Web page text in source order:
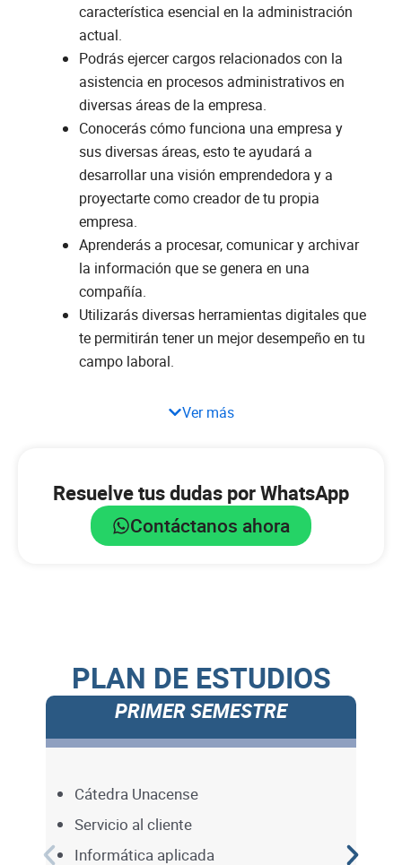
característica esencial en la administración
actual.
Podrás ejercer cargos relacionados con la
asistencia en procesos administrativos en
diversas áreas de la empresa.
Conocerás cómo funciona una empresa y
sus diversas áreas, esto te ayudará a
desarrollar una visión emprendedora y a
proyectarte como creador de tu propia
empresa.
Aprenderás a procesar, comunicar y archivar
la información que se genera en una
compañía.
Utilizarás diversas herramientas digitales que
te permitirán tener un mejor desempeño en tu
campo laboral.
Ver más
Resuelve tus dudas por WhatsApp
Contáctanos ahora
PLAN DE ESTUDIOS
PRIMER SEMESTRE
Cátedra Unacense
Servicio al cliente
Informática aplicada